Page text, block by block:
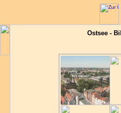
Ostsee -